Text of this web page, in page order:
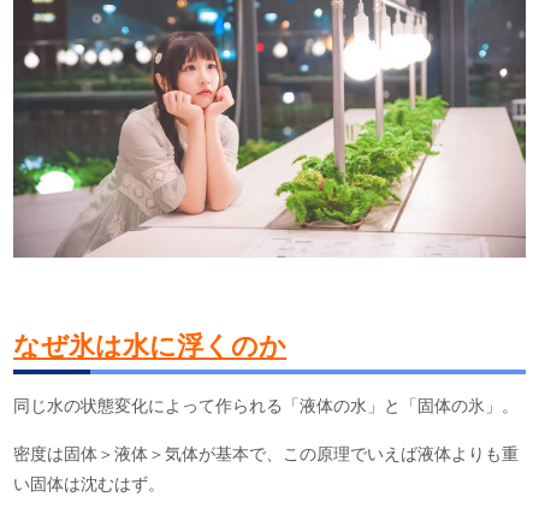
なぜ氷は水に浮くのか
同じ水の状態変化によって作られる「液体の水」と「固体の氷」。
密度は固体＞液体＞気体が基本で、この原理でいえば液体よりも重
い固体は沈むはず。